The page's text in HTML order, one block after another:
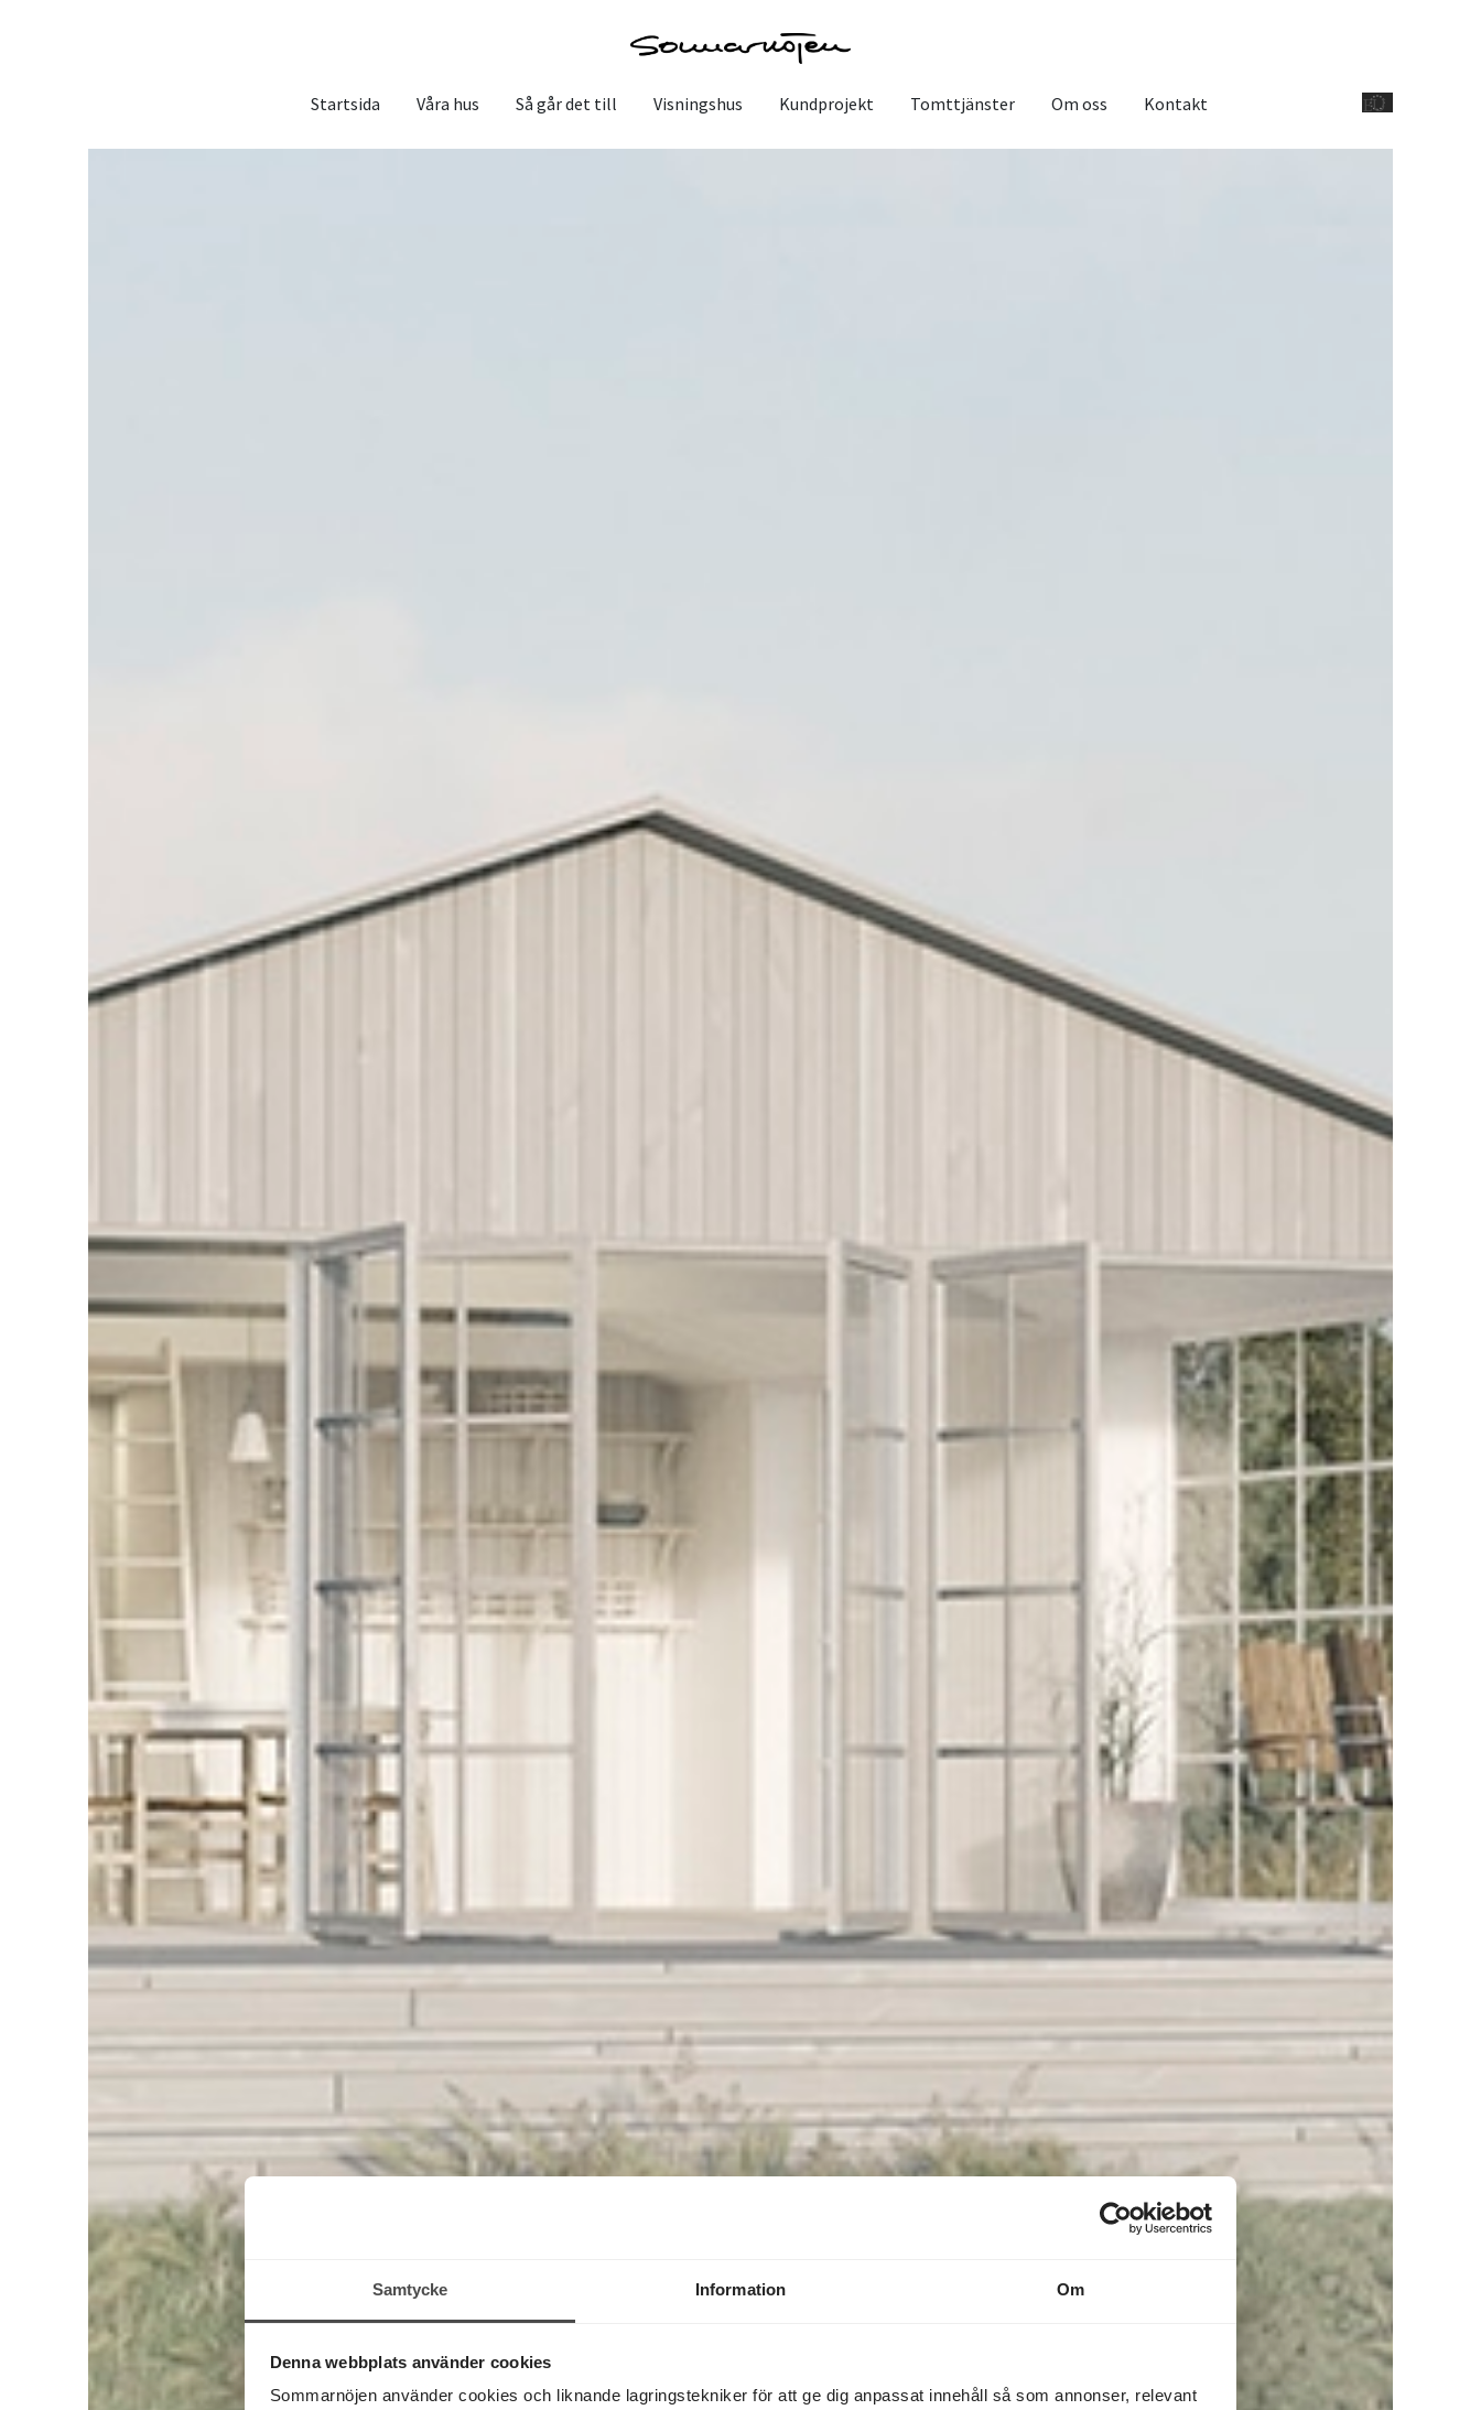
Samtycke Information Om
Denna webbplats använder cookies
Sommarnöjen använder cookies och liknande lagringstekniker för att ge dig anpassat innehåll så som annonser, relevant
Startsida Våra hus Så går det till Visningshus Kundprojekt Tomttjänster Om oss Kontakt EU